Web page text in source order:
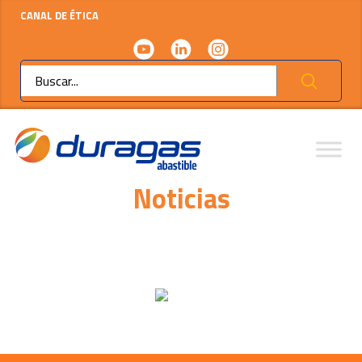
CANAL DE ÉTICA
Ok
Noticias